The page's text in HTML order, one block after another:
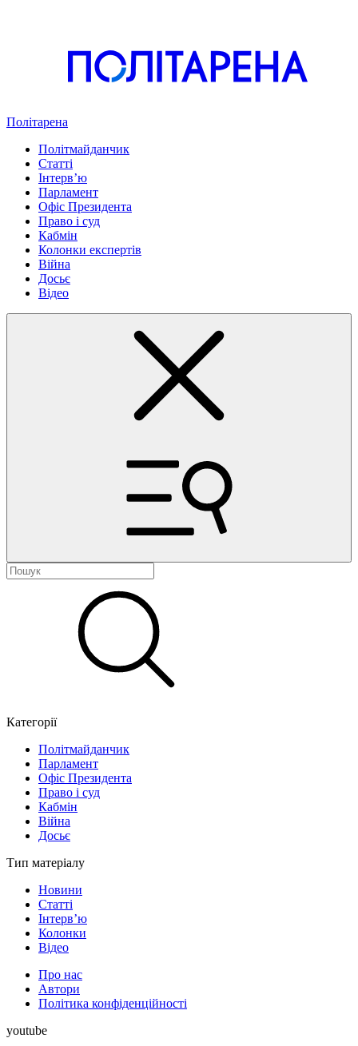
Політарена
Політмайданчик
Статті
Інтервʼю
Парламент
Офіс Президента
Право і суд
Кабмін
Колонки експертів
Війна
Досьє
Відео
Категорії
Політмайданчик
Парламент
Офіс Президента
Право і суд
Кабмін
Війна
Досьє
Тип матеріалу
Новини
Статті
Інтерв’ю
Колонки
Відео
Про нас
Автори
Політика конфіденційності
youtube